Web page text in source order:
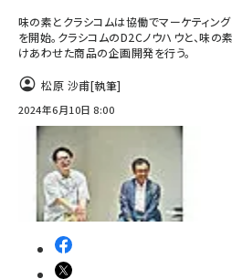
味の素とクラシコムは協働でマーケティング
を開始。クラシコムのD2Cノウハウと、味の
けあわせた商品の企画開発を行う。
松原 沙甫[執筆]
2024年6月10日 8:00